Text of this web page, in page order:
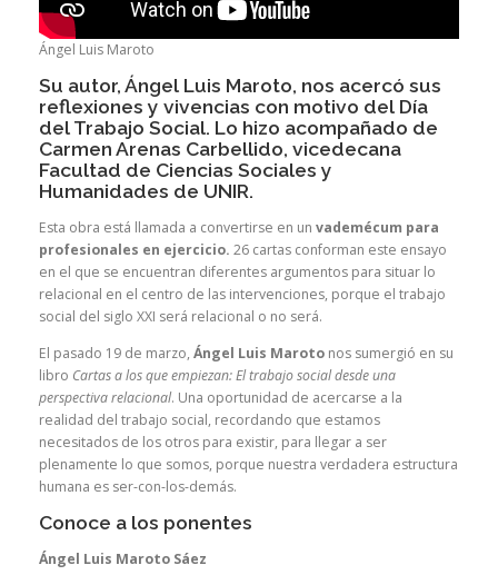
Ángel Luis Maroto
Su autor, Ángel Luis Maroto, nos acercó sus
reflexiones y vivencias con motivo del Día
del Trabajo Social. Lo hizo acompañado de
Carmen Arenas Carbellido, vicedecana
Facultad de Ciencias Sociales y
Humanidades de UNIR.
Esta obra está llamada a convertirse en un vademécum para
profesionales en ejercicio. 26 cartas conforman este ensayo
en el que se encuentran diferentes argumentos para situar lo
relacional en el centro de las intervenciones, porque el trabajo
social del siglo XXI será relacional o no será.
El pasado 19 de marzo, Ángel Luis Maroto nos sumergió en su
libro Cartas a los que empiezan: El trabajo social desde una
perspectiva relacional. Una oportunidad de acercarse a la
realidad del trabajo social, recordando que estamos
necesitados de los otros para existir, para llegar a ser
plenamente lo que somos, porque nuestra verdadera estructura
humana es ser-con-los-demás.
Conoce a los ponentes
Ángel Luis Maroto Sáez